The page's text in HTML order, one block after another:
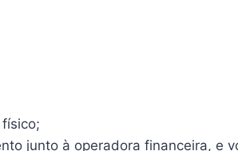
junto à operadora financeira, e